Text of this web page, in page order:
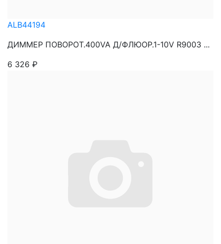
ALB44194
ДИММЕР ПОВОРОТ.400VA Д/ФЛЮОР.1-10V R9003 ...
6 326 ₽